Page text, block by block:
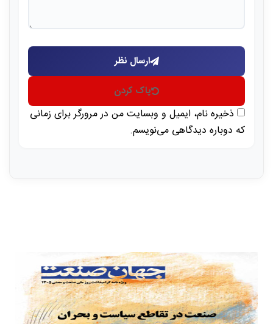
ارسال نظر
پاک کردن
ذخیره نام، ایمیل و وبسایت من در مرورگر برای زمانی
که دوباره دیدگاهی می‌نویسم.